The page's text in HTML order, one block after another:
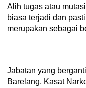
Alih tugas atau
biasa terjadi dan
merupakan sebagai
Jabatan yang
Barelang, Kasat